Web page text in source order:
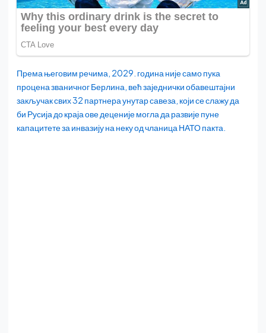
Према његовим речима, 2029. година није само пука
процена званичног Берлина, већ заједнички обавештајни
закључак свих 32 партнера унутар савеза, који се слажу да
би Русија до краја ове деценије могла да развије пуне
капацитете за инвазију на неку од чланица НАТО пакта.